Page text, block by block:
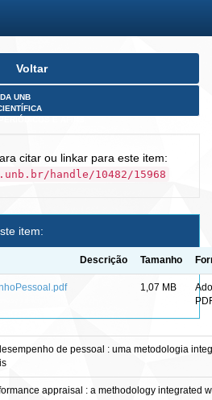
Voltar
UNB
citar ou linkar para este item:
handle/10482/15968
item:
Descrição Tamanho
1,07 MB
de pessoal : uma metodologia
appraisal : a methodology integrated